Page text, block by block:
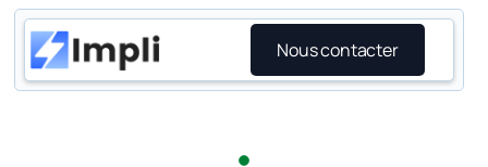
Nous contacter